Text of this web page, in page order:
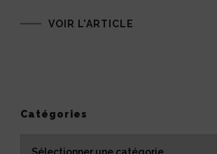
VOIR L'ARTICLE
Catégories
Catégories